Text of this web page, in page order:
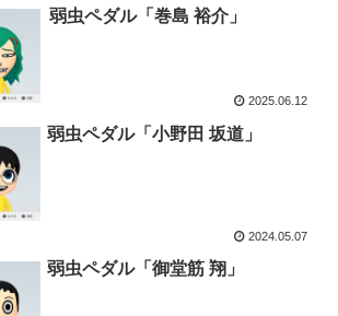
弱虫ペダル「巻島 裕介」
2025.06.12
弱虫ペダル「小野田 坂道」
2024.05.07
弱虫ペダル「御堂筋 翔」